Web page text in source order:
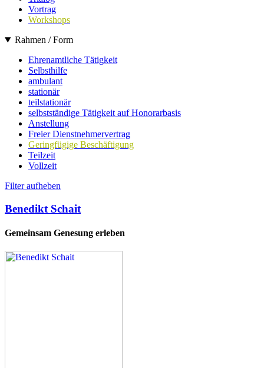
Vortrag
Workshops
Rahmen / Form
Ehrenamtliche Tätigkeit
Selbsthilfe
ambulant
stationär
teilstationär
selbstständige Tätigkeit auf Honorarbasis
Anstellung
Freier Dienstnehmervertrag
Geringfügige Beschäftigung
Teilzeit
Vollzeit
Filter aufheben
Benedikt Schait
Gemeinsam Genesung erleben